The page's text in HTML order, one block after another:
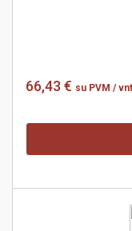
66,43 € su PVM /